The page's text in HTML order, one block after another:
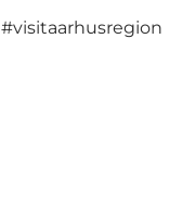
#visitaarhusregion